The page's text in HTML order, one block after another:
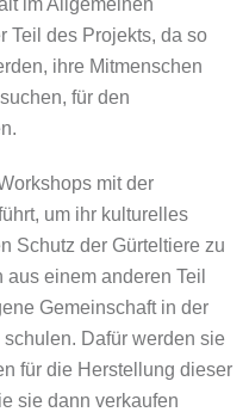
im Allgemeinen
Teil des Projekts, da so
ihre Mitmenschen
für den
mit der
um ihr kulturelles
Schutz der Gürteltiere zu
einem anderen Teil
Gemeinschaft in der
Dafür werden sie
für die Herstellung dieser
sie dann verkaufen